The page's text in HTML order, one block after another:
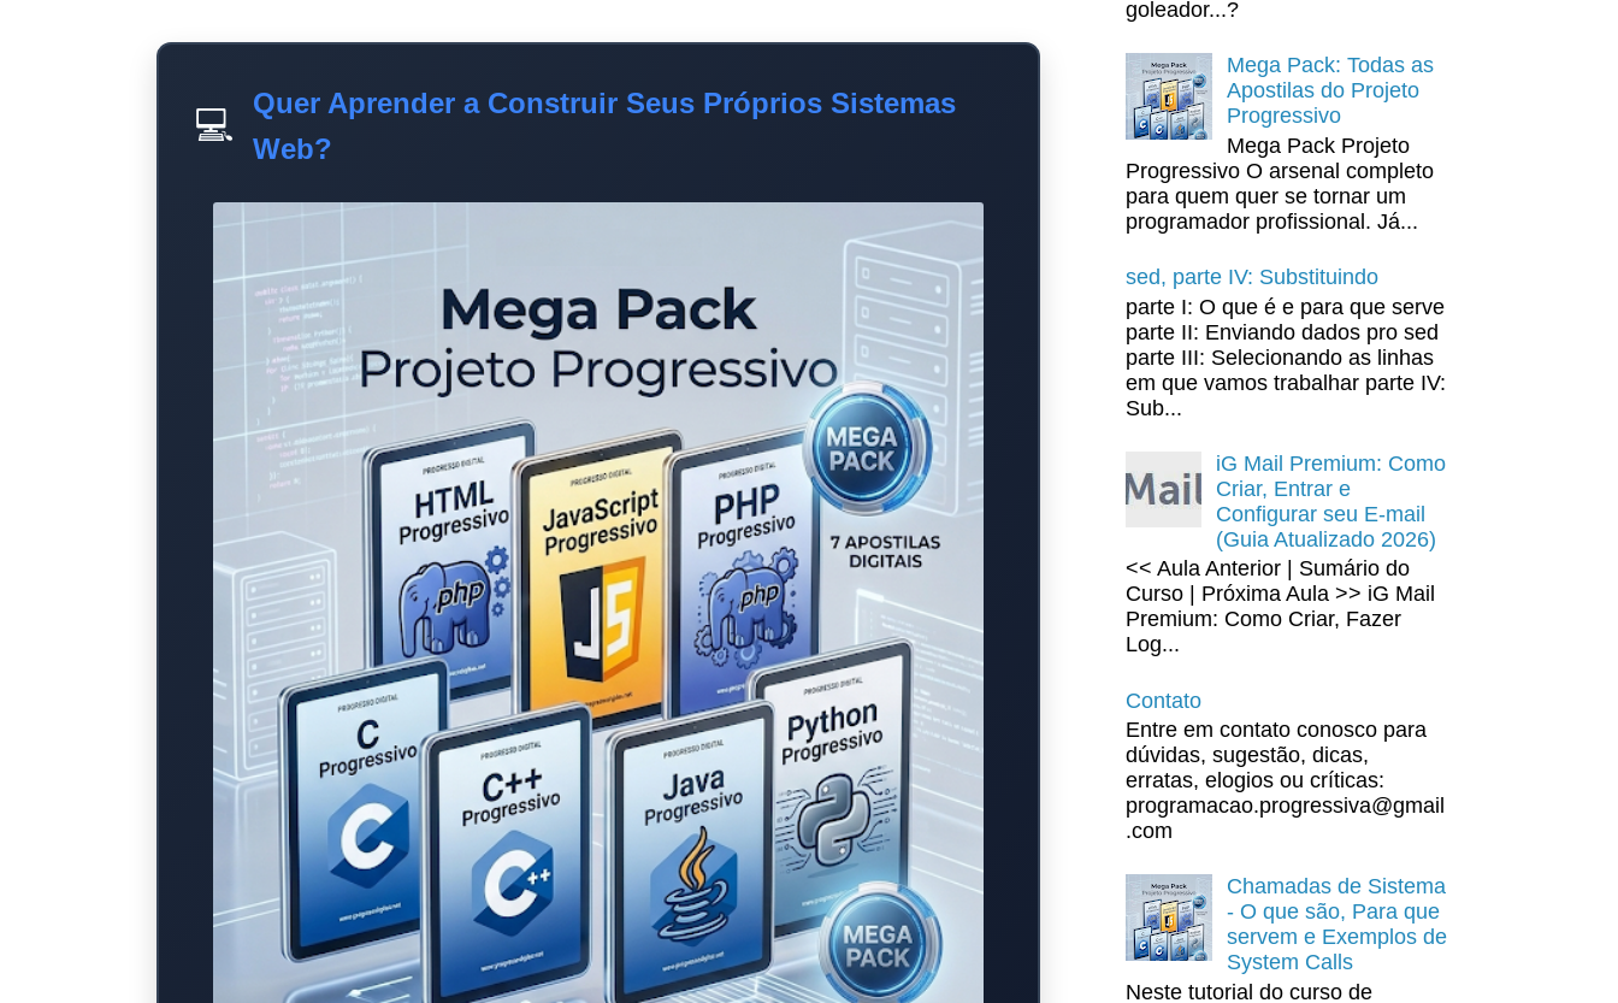
💻
Quer Aprender a Construir Seus Próprios Sistemas
Web?
goleador...?
Mega Pack: Todas as
Apostilas do Projeto
Progressivo
Mega Pack Projeto
Progressivo O arsenal completo
para quem quer se tornar um
programador profissional. Já...
sed, parte IV: Substituindo
parte I: O que é e para que serve
parte II: Enviando dados pro sed
parte III: Selecionando as linhas
em que vamos trabalhar parte IV:
Sub...
iG Mail Premium: Como
Criar, Entrar e
Configurar seu E-mail
(Guia Atualizado 2026)
<< Aula Anterior | Sumário do
Curso | Próxima Aula >> iG Mail
Premium: Como Criar, Fazer
Log...
Contato
Entre em contato conosco para
dúvidas, sugestão, dicas,
erratas, elogios ou críticas:
programacao.progressiva@gmail
.com
Chamadas de Sistema
- O que são, Para que
servem e Exemplos de
System Calls
Neste tutorial do curso de